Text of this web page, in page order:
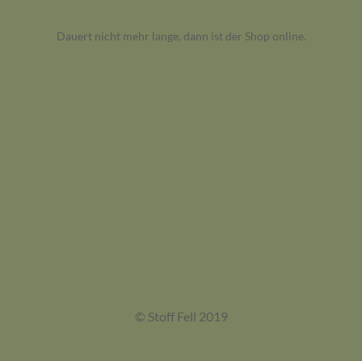
Dauert nicht mehr lange, dann ist der Shop online.
© Stoff Fell 2019